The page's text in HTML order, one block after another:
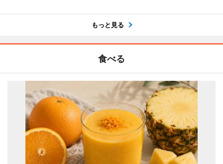
もっと見る
食べる